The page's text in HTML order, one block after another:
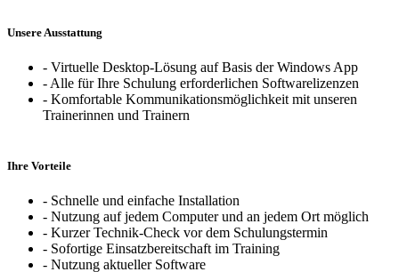
Unsere Ausstattung
- Virtuelle Desktop-Lösung auf Basis der Windows App
- Alle für Ihre Schulung erforderlichen Softwarelizenzen
- Komfortable Kommunikationsmöglichkeit mit unseren
Trainerinnen und Trainern
Ihre Vorteile
- Schnelle und einfache Installation
- Nutzung auf jedem Computer und an jedem Ort möglich
- Kurzer Technik-Check vor dem Schulungstermin
- Sofortige Einsatzbereitschaft im Training
- Nutzung aktueller Software